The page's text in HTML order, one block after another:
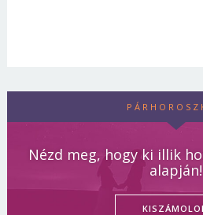
Nézd meg, hogy ki illik
alapján!